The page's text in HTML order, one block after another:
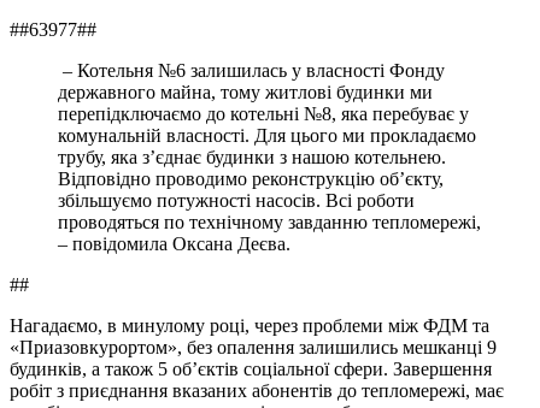
##63977##
– Котельня №6 залишилась у власності Фонду
державного майна, тому житлові будинки ми
перепідключаємо до котельні №8, яка перебуває у
комунальній власності. Для цього ми прокладаємо
трубу, яка з’єднає будинки з нашою котельнею.
Відповідно проводимо реконструкцію об’єкту,
збільшуємо потужності насосів. Всі роботи
проводяться по технічному завданню тепломережі,
– повідомила Оксана Деєва.
##
Нагадаємо, в минулому році, через проблеми між ФДМ та
«Приазовкурортом», без опалення залишились мешканці 9
будинків, а також 5 об’єктів соціальної сфери. Завершення
робіт з приєднання вказаних абонентів до тепломережі, має